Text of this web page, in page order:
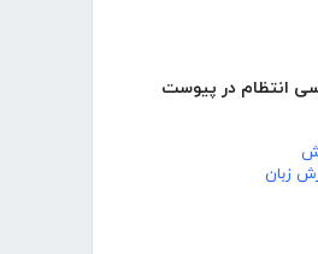
انتظام در پیوست
زبان